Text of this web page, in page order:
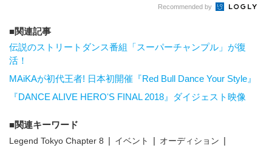
Recommended by
関連記事
伝説のストリートダンス番組「スーパーチャンプル」が復
活！
MAiKAが初代王者! 日本初開催『Red Bull Dance Your Style』
『DANCE ALIVE HEROʻS FINAL 2018』ダイジェスト映像
関連キーワード
Legend Tokyo Chapter 8 イベント
オーディション